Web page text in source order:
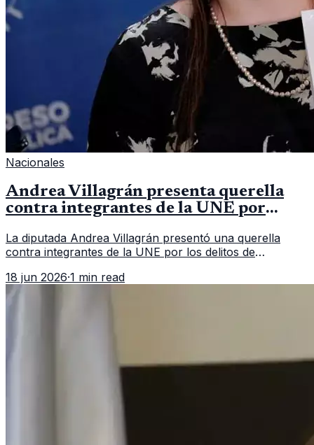
Nacionales
Andrea Villagrán presenta querella
contra integrantes de la UNE por
La diputada Andrea Villagrán presentó una querella
contra integrantes de la UNE por los delitos de
18 jun 2026·1 min read